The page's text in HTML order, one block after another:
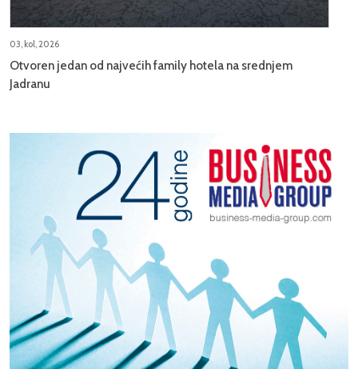
03, kol, 2026
Otvoren jedan od najvećih family hotela na srednjem
Jadranu